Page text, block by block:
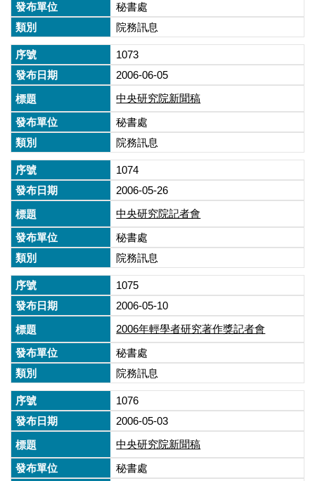
秘書處
院務訊息
1073
2006-06-05
中央研究院新聞稿
秘書處
院務訊息
1074
2006-05-26
中央研究院記者會
秘書處
院務訊息
1075
2006-05-10
2006年輕學者研究著作獎記者會
秘書處
院務訊息
1076
2006-05-03
中央研究院新聞稿
秘書處